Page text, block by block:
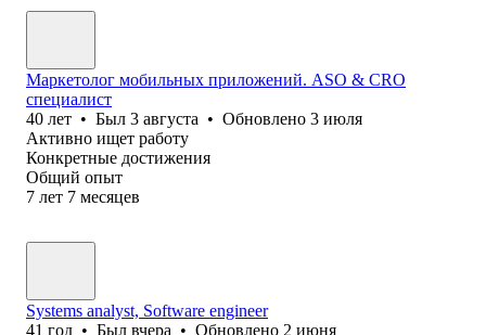
Маркетолог мобильных приложений. ASO & CRO
специалист
40 лет • Был 3 августа • Обновлено 3 июля
Активно ищет работу
Конкретные достижения
Общий опыт
7 лет 7 месяцев
Systems analyst, Software еngineer
41 год • Был вчера • Обновлено 2 июня